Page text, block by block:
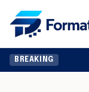
BREAKING